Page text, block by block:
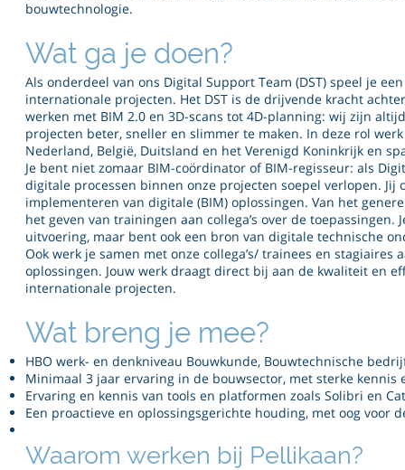
bouwtechnologie.
Wat ga je doen?
Als onderdeel van ons Digital Support Team (DST) speel je
internationale projecten. Het DST is de drijvende kracht
werken met BIM 2.0 en 3D-scans tot 4D-planning: wij zijn
projecten beter, sneller en slimmer te maken. In deze rol
Nederland, België, Duitsland en het Verenigd Koninkrijk en
Je bent niet zomaar BIM-coördinator of BIM-regisseur: als
digitale processen binnen onze projecten soepel verlopen.
implementeren van digitale (BIM) oplossingen. Van het
het geven van trainingen aan collega’s over de
uitvoering, maar bent ook een bron van digitale technische
Ook werk je samen met onze collega’s/ trainees en
oplossingen. Jouw werk draagt direct bij aan de kwaliteit en
internationale projecten.
Wat breng je mee?
HBO werk- en denkniveau Bouwkunde, Bouwtechnische
Minimaal 3 jaar ervaring in de bouwsector, met sterke
Ervaring en kennis van tools en platformen zoals Solibri en
Een proactieve en oplossingsgerichte houding, met oog voor
Waarom werken bij Pellikaan?